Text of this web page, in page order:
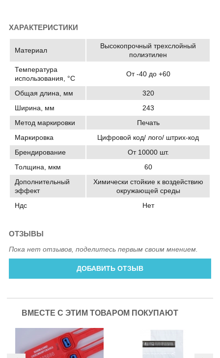
ХАРАКТЕРИСТИКИ
Материал
Высокопрочный трехслойный
полиэтилен
Температура
использования, °C
От -40 до +60
Общая длина, мм
320
Ширина, мм
243
Метод маркировки
Печать
Маркировка
Цифровой код/ лого/ штрих-код
Брендирование
От 10000 шт.
Толщина, мкм
60
Дополнительный
эффект
Химически стойкие к воздействию
окружающей среды
Ндс
Нет
ОТЗЫВЫ
Пока нет отзывов, поделитесь первым своим мнением.
ДОБАВИТЬ ОТЗЫВ
ВМЕСТЕ С ЭТИМ ТОВАРОМ ПОКУПАЮТ